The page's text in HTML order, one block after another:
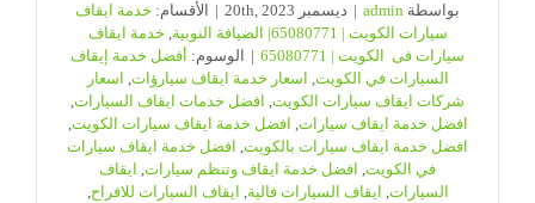
بواسطة admin
| ديسمبر 20th, 2023 | الأقسام: خدمة ايقاف
سيارات الكويت | 65080771| الضيافة النوبية
, خدمة ايقاف
سيارات فى الكويت | 65080771
| الوسوم: أفضل خدمة إيقاف
السيارات في الكويت, اسعار خدمة ايقاف سيارؤات, اسعار
شركات ايقاف سيارات الكويت, افضل خدمات ايقاف السيارات,
افضل خدمة ايقاف سيارات, افضل خدمة ايقاف سيارات الكويت,
افضل خدمة ايقاف سيارات بالكويت, افضل خدمة ايقاف سيارات
في الكويت, افضل خدمة ايقاف وتنظم سيارات, ايقاف
السيارات, ايقاف السيارات فالية, ايقاف السيارات للافراح,